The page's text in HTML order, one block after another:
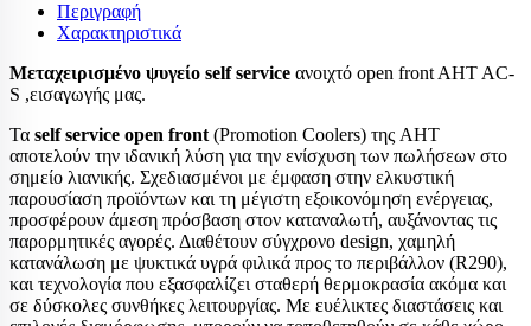
Περιγραφή
Χαρακτηριστικά
Μεταχειρισμένο ψυγείο self service ανοιχτό open front AHT AC-
S ,εισαγωγής μας.
Τα self service open front (Promotion Coolers) της AHT
αποτελούν την ιδανική λύση για την ενίσχυση των πωλήσεων στο
σημείο λιανικής. Σχεδιασμένοι με έμφαση στην ελκυστική
παρουσίαση προϊόντων και τη μέγιστη εξοικονόμηση ενέργειας,
προσφέρουν άμεση πρόσβαση στον καταναλωτή, αυξάνοντας τις
παρορμητικές αγορές. Διαθέτουν σύγχρονο design, χαμηλή
κατανάλωση με ψυκτικά υγρά φιλικά προς το περιβάλλον (R290),
και τεχνολογία που εξασφαλίζει σταθερή θερμοκρασία ακόμα και
σε δύσκολες συνθήκες λειτουργίας. Με ευέλικτες διαστάσεις και